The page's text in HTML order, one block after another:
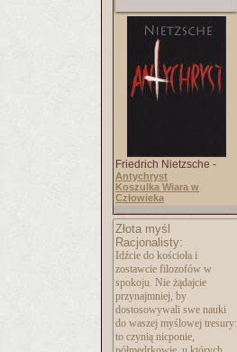
Friedrich Nietzsche -
Antychryst
Koszulka Wiara w
Człowieka
Złota myśl
Racjonalisty:
Idźcie do kościoła i
zostawcie filozofów w
spokoju. Nie żądajcie
przynajmniej, by
dostosowywali swe nauki
do waszej myślowej tresury:
to czynią nicponie,